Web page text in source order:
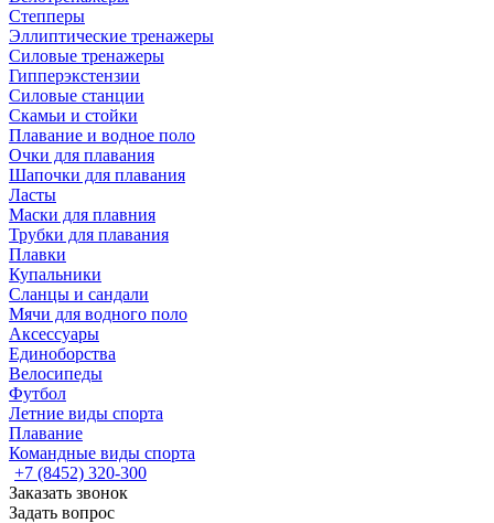
Степперы
Эллиптические тренажеры
Силовые тренажеры
Гипперэкстензии
Силовые станции
Скамьи и стойки
Плавание и водное поло
Очки для плавания
Шапочки для плавания
Ласты
Маски для плавния
Трубки для плавания
Плавки
Купальники
Сланцы и сандали
Мячи для водного поло
Аксессуары
Единоборства
Велосипеды
Футбол
Летние виды спорта
Плавание
Командные виды спорта
+7 (8452) 320-300
Заказать звонок
Задать вопрос